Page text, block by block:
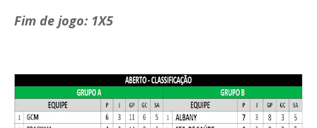
Fim de jogo: 1X5